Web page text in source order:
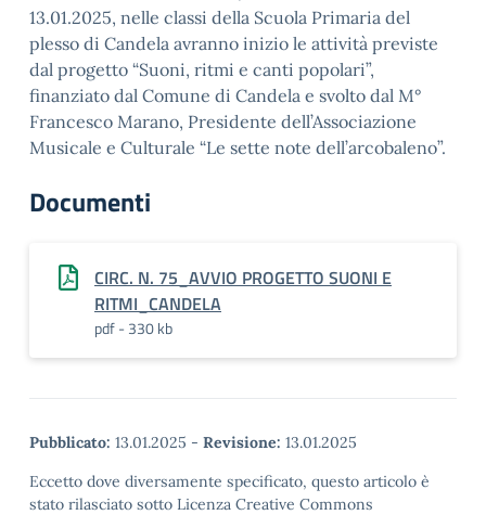
13.01.2025, nelle classi della Scuola Primaria del
plesso di Candela avranno inizio le attività previste
dal progetto “Suoni, ritmi e canti popolari”,
finanziato dal Comune di Candela e svolto dal M°
Francesco Marano, Presidente dell’Associazione
Musicale e Culturale “Le sette note dell’arcobaleno”.
Documenti
CIRC. N. 75_AVVIO PROGETTO SUONI E
RITMI_CANDELA
pdf - 330 kb
Pubblicato: 13.01.2025 - Revisione: 13.01.2025
Eccetto dove diversamente specificato, questo articolo è
stato rilasciato sotto Licenza Creative Commons